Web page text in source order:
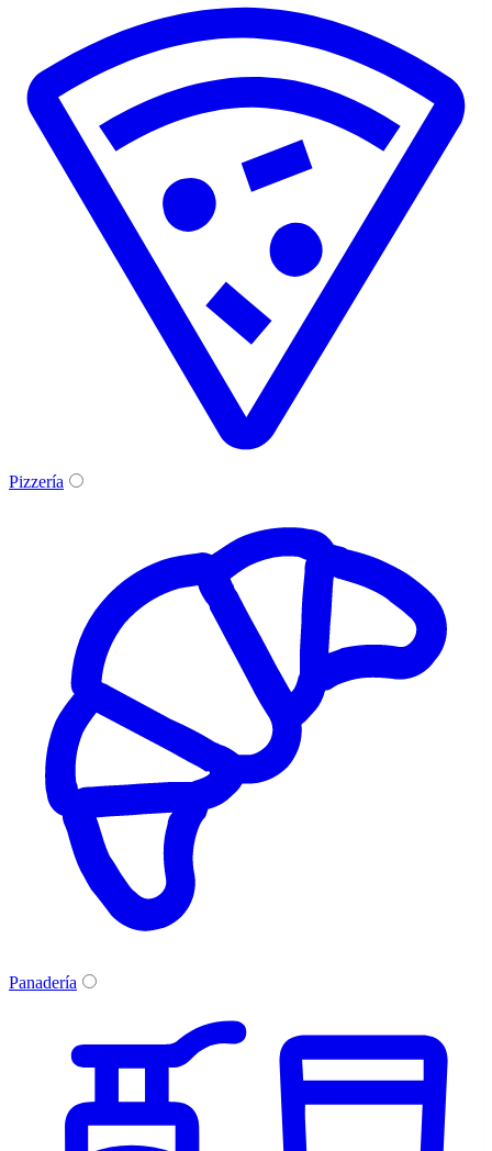
Pizzería
Panadería